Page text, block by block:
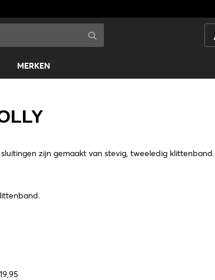
MERKEN
zijn gemaakt van stevig, tweeledig klittenband.